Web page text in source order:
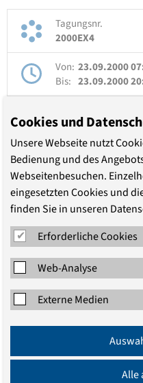
Tagungsnr.
2000EX4
Von: 23.09.2000
Bis: 23.09.2000
TEILEN
Cookies und
Unsere Webseite nutzt
Bedienung und des
Webseitenbesuchen.
eingesetzten Cookies und
finden Sie in unseren
Erforderliche Cookies
Web-Analyse
Externe Medien
Alle